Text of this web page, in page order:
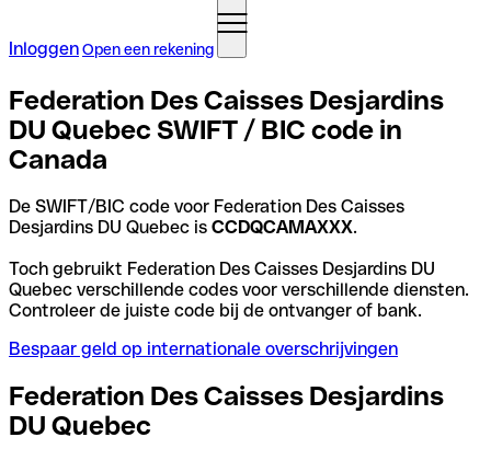
InloggenOpen een rekening
Federation Des Caisses Desjardins
DU Quebec SWIFT / BIC code in
Canada
De SWIFT/BIC code voor Federation Des Caisses
Desjardins DU Quebec is CCDQCAMAXXX.
Toch gebruikt Federation Des Caisses Desjardins DU
Quebec verschillende codes voor verschillende diensten.
Controleer de juiste code bij de ontvanger of bank.
Bespaar geld op internationale overschrijvingen
Federation Des Caisses Desjardins
DU Quebec